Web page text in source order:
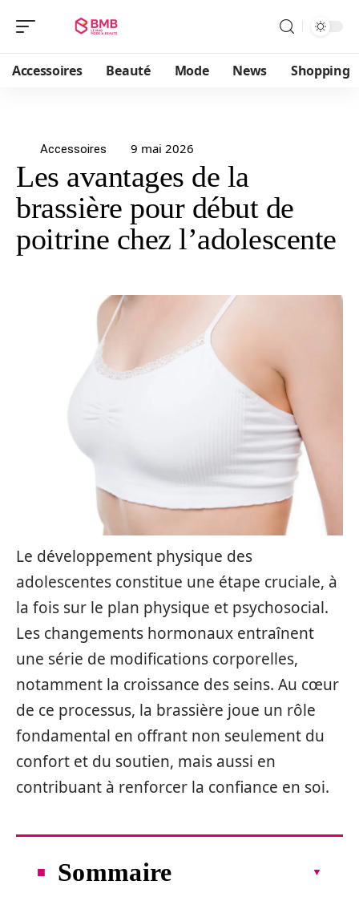
Accessoires Beauté Mode News Shopping
Accessoires 9 mai 2026
Les avantages de la
brassière pour début de
poitrine chez l’adolescente
Le développement physique des
adolescentes constitue une étape cruciale, à
la fois sur le plan physique et psychosocial.
Les changements hormonaux entraînent
une série de modifications corporelles,
notamment la croissance des seins. Au cœur
de ce processus, la brassière joue un rôle
fondamental en offrant non seulement du
confort et du soutien, mais aussi en
contribuant à renforcer la confiance en soi.
Sommaire